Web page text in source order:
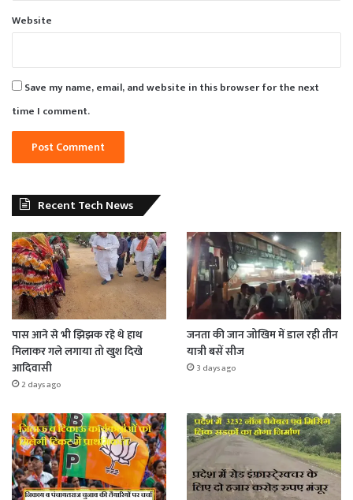
Website
Save my name, email, and website in this browser for the next
time I comment.
Recent Tech News
पास आने से भी झिझक रहे थे हाथ
मिलाकर गले लगाया तो खुश दिखे
आदिवासी
2 days ago
जनता की जान जोखिम में डाल रही तीन
यात्री बसें सीज
3 days ago